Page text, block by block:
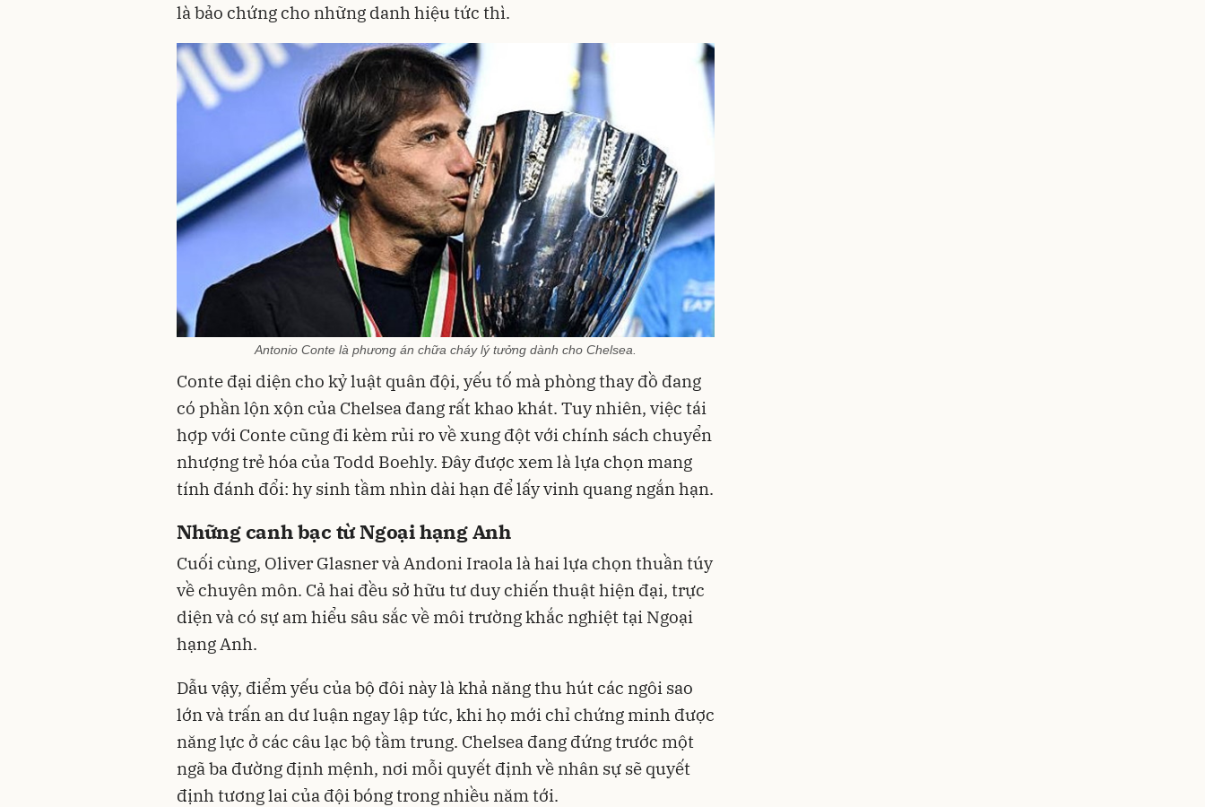
là bảo chứng cho những danh hiệu tức thì.
Antonio Conte là phương án chữa cháy lý tưởng dành cho Chelsea.
Conte đại diện cho kỷ luật quân đội, yếu tố mà phòng thay đồ đang
có phần lộn xộn của Chelsea đang rất khao khát. Tuy nhiên, việc tái
hợp với Conte cũng đi kèm rủi ro về xung đột với chính sách chuyển
nhượng trẻ hóa của Todd Boehly. Đây được xem là lựa chọn mang
tính đánh đổi: hy sinh tầm nhìn dài hạn để lấy vinh quang ngắn hạn.
Những canh bạc từ Ngoại hạng Anh
Cuối cùng, Oliver Glasner và Andoni Iraola là hai lựa chọn thuần túy
về chuyên môn. Cả hai đều sở hữu tư duy chiến thuật hiện đại, trực
diện và có sự am hiểu sâu sắc về môi trường khắc nghiệt tại Ngoại
hạng Anh.
Dẫu vậy, điểm yếu của bộ đôi này là khả năng thu hút các ngôi sao
lớn và trấn an dư luận ngay lập tức, khi họ mới chỉ chứng minh được
năng lực ở các câu lạc bộ tầm trung. Chelsea đang đứng trước một
ngã ba đường định mệnh, nơi mỗi quyết định về nhân sự sẽ quyết
định tương lai của đội bóng trong nhiều năm tới.